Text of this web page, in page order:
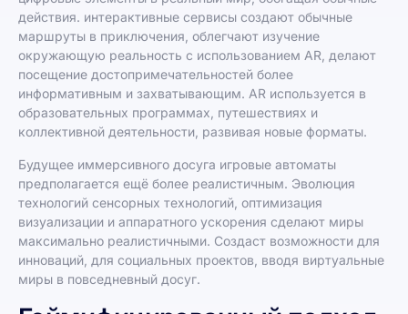
действия. интерактивные сервисы создают обычные
маршруты в приключения, облегчают изучение
окружающую реальность с использованием AR, делают
посещение достопримечательностей более
информативным и захватывающим. AR используется в
образовательных программах, путешествиях и
коллективной деятельности, развивая новые форматы.
Будущее иммерсивного досуга игровые автоматы
предполагается ещё более реалистичным. Эволюция
технологий сенсорных технологий, оптимизация
визуализации и аппаратного ускорения сделают миры
максимально реалистичными. Создаст возможности для
инноваций, для социальных проектов, вводя виртуальные
миры в повседневный досуг.